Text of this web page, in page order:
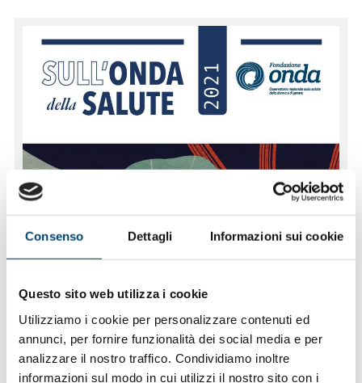
Consenso Dettagli Informazioni sui cookie
Questo sito web utilizza i cookie
Utilizziamo i cookie per personalizzare contenuti ed
annunci, per fornire funzionalità dei social media e per
analizzare il nostro traffico. Condividiamo inoltre
informazioni sul modo in cui utilizzi il nostro sito con i